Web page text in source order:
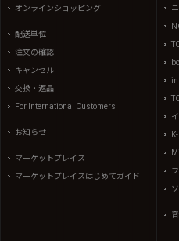
オンラインショッピング
配送単位
注文の確認
キャンセル
交換・返品
For International Customers
お知らせ
マーケットプレイス
マーケットプレイスはじめてガイド